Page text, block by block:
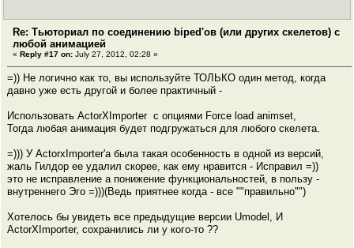
Re: Тьюториал по соединению biped'ов (или других скелетов) с
любой анимацией
« Reply #17 on: July 27, 2012, 02:28 »
=)) Не логично как то, вы используйте ТОЛЬКО один метод, когда
давно уже есть другой и более практичный -
Использовать ActorXImporter с опциями Force load animset,
Тогда любая анимация будет подгружаться для любого скелета.
=))) У ActorxImporter'a была такая особенность в одной из версий,
жаль Гилдор ее удалил скорее, как ему нравится - Исправил =))
это не исправление а понижение функциональностей, в пользу -
внутреннего Эго =)))(Ведь приятнее когда - все ""правильно"")
Хотелось бы увидеть все предыдущие версии Umodel, И
ActorXImporter, сохранились ли у кого-то ??